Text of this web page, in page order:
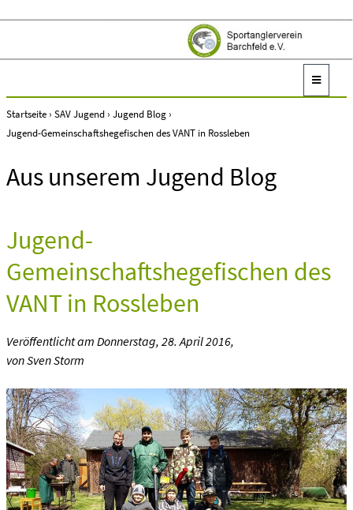
Startseite› SAV Jugend› Jugend Blog›
Jugend-Gemeinschaftshegefischen des VANT in Rossleben
Aus unserem Jugend Blog
Jugend-
Gemeinschaftshegefischen des
VANT in Rossleben
Veröffentlicht am Donnerstag, 28. April 2016,
von Sven Storm